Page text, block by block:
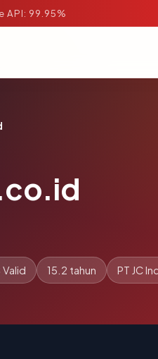
API: 99.95%
Valid 15.2 tahun PT JC